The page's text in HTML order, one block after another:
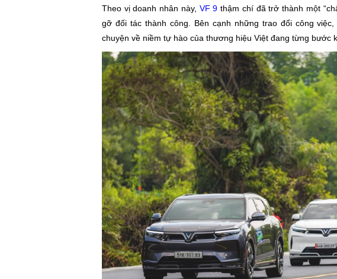
Theo vị doanh nhân này, VF 9 thậm chí đã trở thành một
gỡ đối tác thành công. Bên cạnh những trao đổi công
chuyện về niềm tự hào của thương hiệu Việt đang từng bước